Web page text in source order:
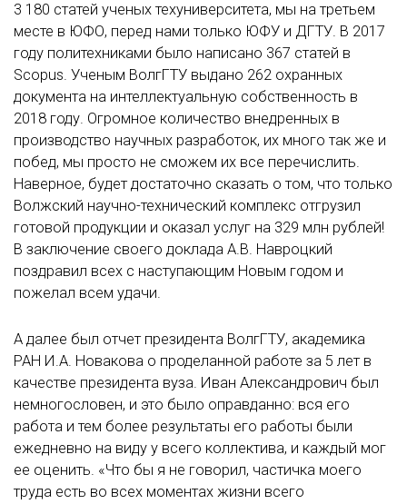
3 180 статей ученых техуниверситета, мы на третьем
месте в ЮФО, перед нами только ЮФУ и ДГТУ. В 2017
году политехниками было написано 367 статей в
Scopus. Ученым ВолгГТУ выдано 262 охранных
документа на интеллектуальную собственность в
2018 году. Огромное количество внедренных в
производство научных разработок, их много так же и
побед, мы просто не сможем их все перечислить.
Наверное, будет достаточно сказать о том, что только
Волжский научно-технический комплекс отгрузил
готовой продукции и оказал услуг на 329 млн рублей!
В заключение своего доклада А.В. Навроцкий
поздравил всех с наступающим Новым годом и
пожелал всем удачи.
А далее был отчет президента ВолгГТУ, академика
РАН И.А. Новакова о проделанной работе за 5 лет в
качестве президента вуза. Иван Александрович был
немногословен, и это было оправданно: вся его
работа и тем более результаты его работы были
ежедневно на виду у всего коллектива, и каждый мог
ее оценить. «Что бы я не говорил, частичка моего
труда есть во всех моментах жизни всего